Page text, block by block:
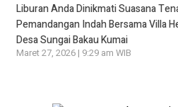
Liburan Anda Dinikmati Suasana
Pemandangan Indah Bersama Villa
Desa Sungai Bakau Kumai
Maret 27, 2026 | 9:29 am WIB